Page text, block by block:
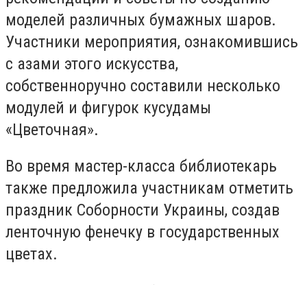
моделей различных бумажных шаров.
Участники мероприятия, ознакомившись
с азами этого искусства,
собственноручно составили несколько
модулей и фигурок кусудамы
«Цветочная».
Во время мастер-класса библиотекарь
также предложила участникам отметить
праздник Соборности Украины, создав
ленточную фенечку в государственных
цветах.